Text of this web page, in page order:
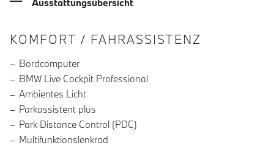
INFORMATIONEN ÜBER DIE
KOMFORT / FAHRASSISTENZ
Bordcomputer
BMW Live Cockpit Professional
Ambientes Licht
Parkassistent plus
Park Distance Control (PDC)
Multifunktionslenkrad